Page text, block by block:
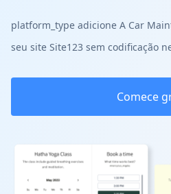
platform_type adicione A Car
seu site Site123 sem codificação
Comece